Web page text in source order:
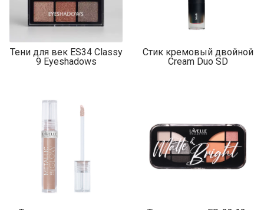
Тени для век ES34 Classy
9 Eyeshadows
Стик кремовый двойной
Cream Duo SD